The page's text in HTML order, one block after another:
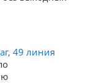
49 линия